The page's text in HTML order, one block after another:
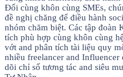
Đối cùng khôn cùng SMEs,
đề nghị chăng để điều hành
nhóm chăm biệt. Các tập đoàn
tích phù hợp cùng khôn cùng
vớt and phân tích tài liệu quy
nhiều freelancer and
dõi chỉ số tương tác and siêu